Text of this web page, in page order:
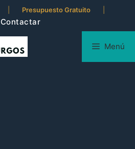
Presupuesto Gratuito
Contactar
Menú